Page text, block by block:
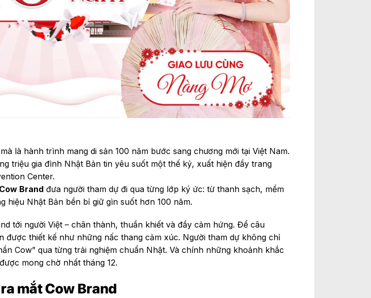
là hành trình mang di sản 100 năm bước sang chương mới tại Việt Nam.
triệu gia đình Nhật Bản tin yêu suốt một thế kỷ, xuất hiện đầy trang
Center.
Brand đưa người tham dự đi qua từng lớp ký ức: từ thanh sạch, mềm
hiệu Nhật Bản bền bỉ giữ gìn suốt hơn 100 năm.
tới người Việt – chân thành, thuần khiết và đầy cảm hứng. Để câu
thiết kế như những nấc thang cảm xúc. Người tham dự không chỉ
Cow” qua từng trải nghiệm chuẩn Nhật. Và chính những khoảnh khắc
mong chờ nhất tháng 12.
mắt Cow Brand